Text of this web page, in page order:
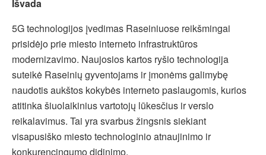
Išvada
5G technologijos įvedimas Raseiniuose reikšmingai
prisidėjo prie miesto interneto infrastruktūros
modernizavimo. Naujosios kartos ryšio technologija
suteikė Raseinių gyventojams ir įmonėms galimybę
naudotis aukštos kokybės interneto paslaugomis, kurios
atitinka šiuolaikinius vartotojų lūkesčius ir verslo
reikalavimus. Tai yra svarbus žingsnis siekiant
visapusiško miesto technologinio atnaujinimo ir
konkurencingumo didinimo.